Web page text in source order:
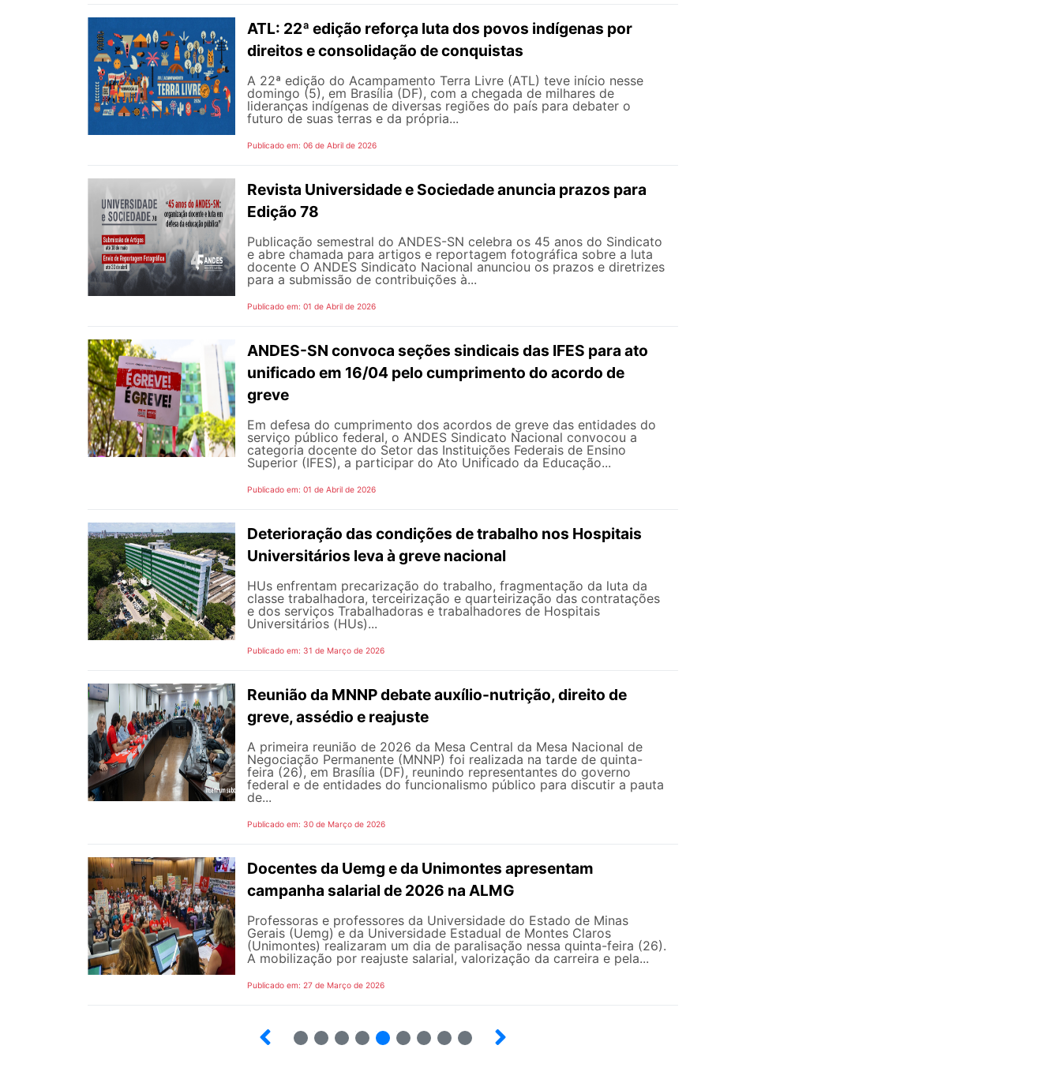
ATL: 22ª edição reforça luta dos povos indígenas por
direitos e consolidação de conquistas
A 22ª edição do Acampamento Terra Livre (ATL) teve início nesse
domingo (5), em Brasília (DF), com a chegada de milhares de
lideranças indígenas de diversas regiões do país para debater o
futuro de suas terras e da própria...
Publicado em: 06 de Abril de 2026
Revista Universidade e Sociedade anuncia prazos para
Edição 78
Publicação semestral do ANDES-SN celebra os 45 anos do Sindicato
e abre chamada para artigos e reportagem fotográfica sobre a luta
docente O ANDES Sindicato Nacional anunciou os prazos e diretrizes
para a submissão de contribuições à...
Publicado em: 01 de Abril de 2026
ANDES-SN convoca seções sindicais das IFES para ato
unificado em 16/04 pelo cumprimento do acordo de
greve
Em defesa do cumprimento dos acordos de greve das entidades do
serviço público federal, o ANDES Sindicato Nacional convocou a
categoria docente do Setor das Instituições Federais de Ensino
Superior (IFES), a participar do Ato Unificado da Educação...
Publicado em: 01 de Abril de 2026
Deterioração das condições de trabalho nos Hospitais
Universitários leva à greve nacional
HUs enfrentam precarização do trabalho, fragmentação da luta da
classe trabalhadora, terceirização e quarteirização das contratações
e dos serviços Trabalhadoras e trabalhadores de Hospitais
Universitários (HUs)...
Publicado em: 31 de Março de 2026
Reunião da MNNP debate auxílio-nutrição, direito de
greve, assédio e reajuste
A primeira reunião de 2026 da Mesa Central da Mesa Nacional de
Negociação Permanente (MNNP) foi realizada na tarde de quinta-
feira (26), em Brasília (DF), reunindo representantes do governo
federal e de entidades do funcionalismo público para discutir a pauta
de...
Publicado em: 30 de Março de 2026
Docentes da Uemg e da Unimontes apresentam
campanha salarial de 2026 na ALMG
Professoras e professores da Universidade do Estado de Minas
Gerais (Uemg) e da Universidade Estadual de Montes Claros
(Unimontes) realizaram um dia de paralisação nessa quinta-feira (26).
A mobilização por reajuste salarial, valorização da carreira e pela...
Publicado em: 27 de Março de 2026